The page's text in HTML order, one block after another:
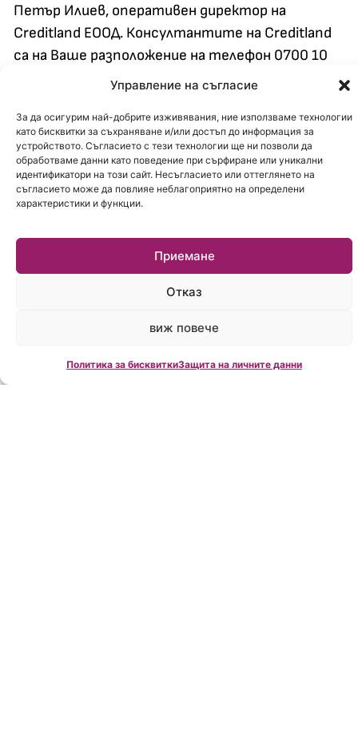
Управление на съгласие
За да осигурим най-добрите изживявания, ние използваме технологии
като бисквитки за съхраняване и/или достъп до информация за
устройството. Съгласието с тези технологии ще ни позволи да
обработваме данни като поведение при сърфиране или уникални
идентификатори на този сайт. Несъгласието или оттеглянето на
съгласието може да повлияе неблагоприятно на определени
характеристики и функции.
Приемане
Отказ
виж повече
Политика за бисквиткиЗащита на личните данни
Петър Илиев, оперативен директор на
Creditland ЕООД. Консултантите на Creditland
са на Ваше разположение на телефон 0700 10
009 /на цената на разговор, според тарифния
подадете и през уебсайта:www.creditland.bg